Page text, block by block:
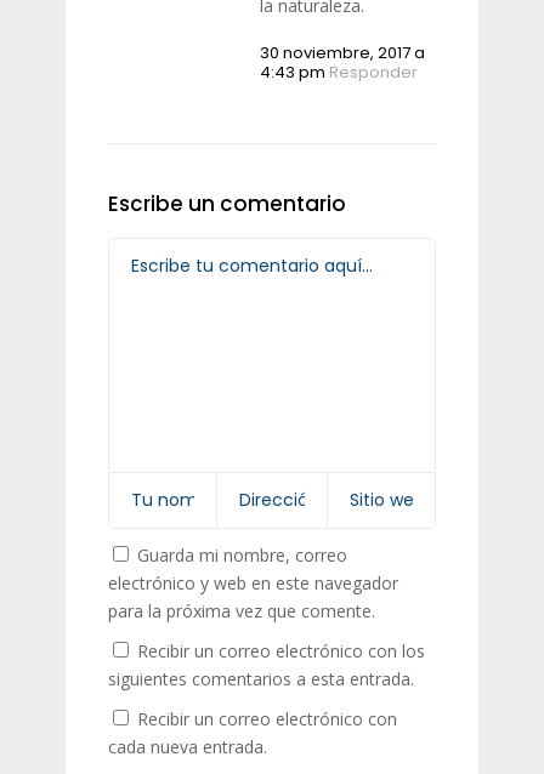
la naturaleza.
30 noviembre, 2017 a
4:43 pm Responder
Escribe un comentario
Guarda mi nombre, correo
electrónico y web en este navegador
para la próxima vez que comente.
Recibir un correo electrónico con los
siguientes comentarios a esta entrada.
Recibir un correo electrónico con
cada nueva entrada.